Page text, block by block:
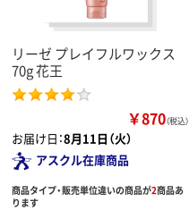
リーゼ プレイフルワックス
70g 花王
￥870（税込）
お届け日：8月11日（火）
アスクル在庫商品
商品タイプ・販売単位違いの商品が2商品あ
ります